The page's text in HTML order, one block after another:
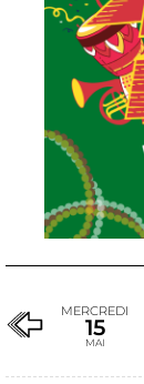
MERCREDI
15
MAI